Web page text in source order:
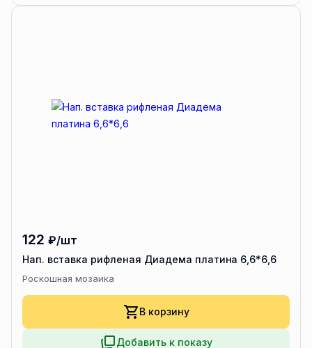
122 ₽/шт
Нап. вставка рифленая Диадема платина 6,6*6,6
Роскошная мозаика
В корзину
Добавить к показу